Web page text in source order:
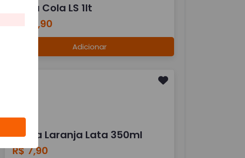
Coca Cola LS 1lt
R$ 10,90
Adicionar
Fanta Laranja Lata 350ml
R$ 7,90